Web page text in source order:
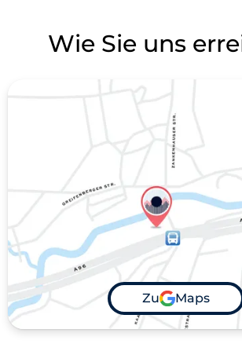
Wie Sie uns
Zu Maps